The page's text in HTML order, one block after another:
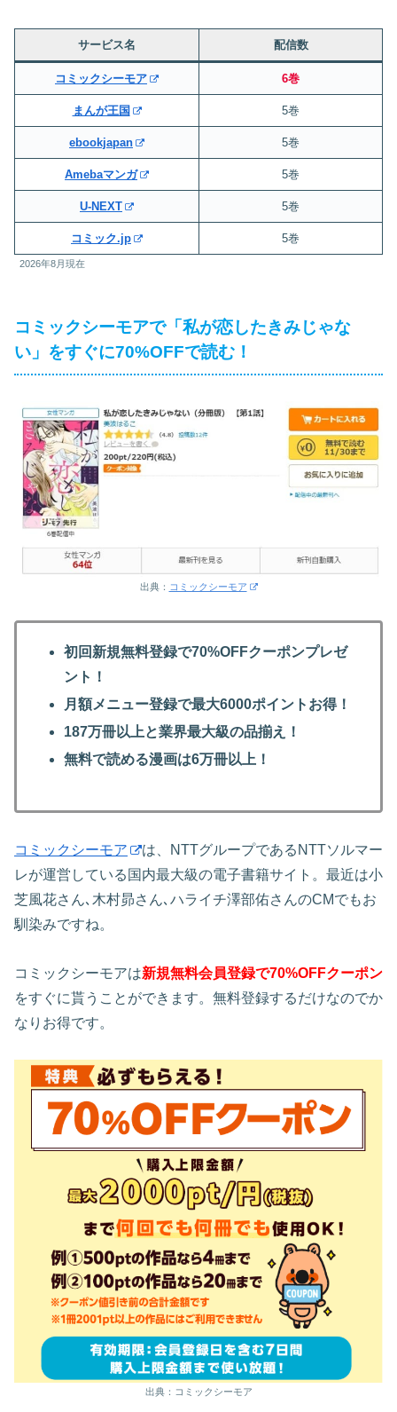
サービス名 配信数
コミックシーモア 6巻
まんが王国 5巻
ebookjapan 5巻
Amebaマンガ 5巻
U-NEXT 5巻
コミック.jp 5巻
2026年8月現在
コミックシーモアで「私が恋したきみじゃな
い」をすぐに70%OFFで読む！
出典： コミックシーモア
初回新規無料登録で70%OFFクーポンプレゼ
ント！
月額メニュー登録で最大6000ポイントお得！
187万冊以上と業界最大級の品揃え！
無料で読める漫画は6万冊以上！
コミックシーモア
は、NTTグループであるNTTソルマー
レが運営している国内最大級の電子書籍サイト。最近は小
芝風花さん､木村昴さん､ハライチ澤部佑さんのCMでもお
馴染みですね。
コミックシーモアは新規無料会員登録で70%OFFクーポン
をすぐに貰うことができます。無料登録するだけなのでか
なりお得です。
出典：コミックシーモア